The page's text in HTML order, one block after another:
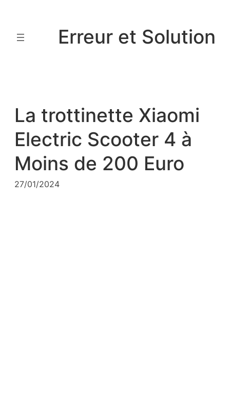
contenu
Erreur et Solution
La trottinette Xiaomi
Electric Scooter 4 à
Moins de 200 Euro
27/01/2024